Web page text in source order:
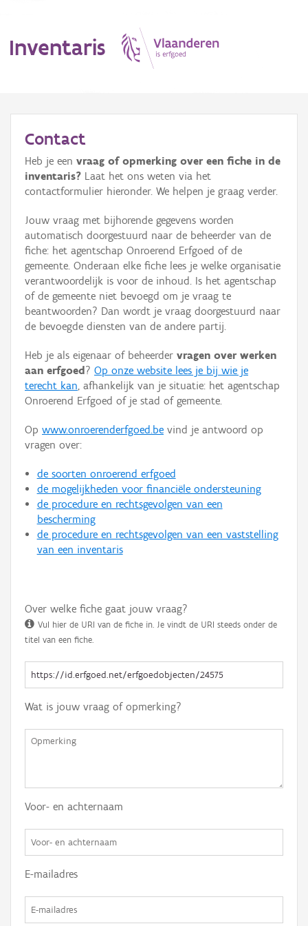
Inventaris
Erfgoedobject
Aanduidingsobject
Waarneming
Thema
Gebeurtenis
Persoon of collectief
Hergebruik
Aanmelden
Contact
Heb je een vraag of opmerking over een fiche in de
inventaris? Laat het ons weten via het
contactformulier hieronder. We helpen je graag verder.
Jouw vraag met bijhorende gegevens worden
automatisch doorgestuurd naar de beheerder van de
fiche: het agentschap Onroerend Erfgoed of de
gemeente. Onderaan elke fiche lees je welke organisatie
verantwoordelijk is voor de inhoud. Is het agentschap
of de gemeente niet bevoegd om je vraag te
beantwoorden? Dan wordt je vraag doorgestuurd naar
de bevoegde diensten van de andere partij.
Heb je als eigenaar of beheerder vragen over werken
aan erfgoed ? Op onze website lees je bij wie je
terecht kan, afhankelijk van je situatie: het agentschap
Onroerend Erfgoed of je stad of gemeente.
Op www.onroerenderfgoed.be vind je antwoord op
vragen over:
de soorten onroerend erfgoed
de mogelijkheden voor financiële ondersteuning
de procedure en rechtsgevolgen van een
bescherming
de procedure en rechtsgevolgen van een vaststelling
van een inventaris
Over welke fiche gaat jouw vraag?
Vul hier de URI van de fiche in. Je vindt de URI steeds onder de
titel van een fiche.
Wat is jouw vraag of opmerking?
Voor- en achternaam
E-mailadres